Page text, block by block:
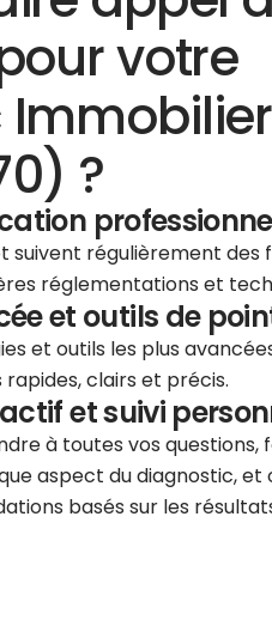
votre
?
suivent régulièrement des
réglementations et
et outils de
et outils les plus
clairs et précis.
et suivi
à toutes vos questions,
aspect du diagnostic, et
basés sur les